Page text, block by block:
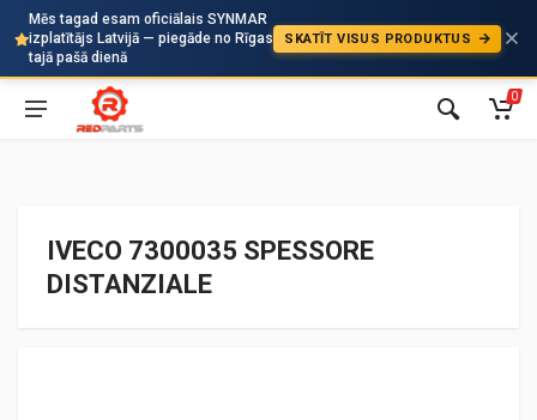
Mēs tagad esam oficiālais SYNMAR
izplatītājs Latvijā — piegāde no Rīgas
tajā pašā dienā
SKATĪT VISUS PRODUKTUS
Auto
0
IVECO 7300035 SPESSORE
DISTANZIALE